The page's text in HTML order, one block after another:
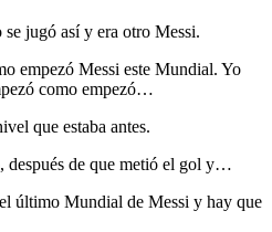
jugó así y era otro Messi.
empezó Messi este Mundial. Yo
como empezó…
que estaba antes.
después de que metió el gol y…
último Mundial de Messi y hay que